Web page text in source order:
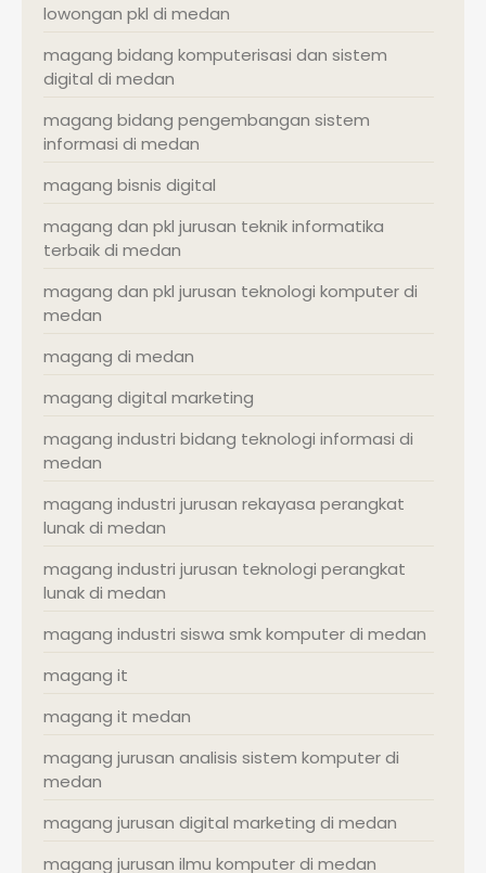
lowongan pkl di medan
magang bidang komputerisasi dan sistem
digital di medan
magang bidang pengembangan sistem
informasi di medan
magang bisnis digital
magang dan pkl jurusan teknik informatika
terbaik di medan
magang dan pkl jurusan teknologi komputer di
medan
magang di medan
magang digital marketing
magang industri bidang teknologi informasi di
medan
magang industri jurusan rekayasa perangkat
lunak di medan
magang industri jurusan teknologi perangkat
lunak di medan
magang industri siswa smk komputer di medan
magang it
magang it medan
magang jurusan analisis sistem komputer di
medan
magang jurusan digital marketing di medan
magang jurusan ilmu komputer di medan